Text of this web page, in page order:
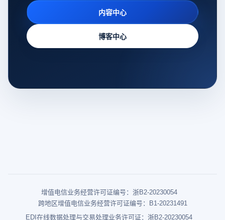
内容中心
博客中心
增值电信业务经营许可证编号：浙B2-20230054
跨地区增值电信业务经营许可证编号：B1-20231491
EDI在线数据处理与交易处理业务许可证：浙B2-20230054